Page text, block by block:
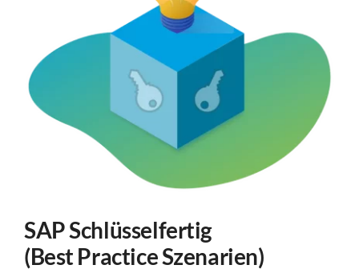
SAP Schlüsselfertig
(Best Practice Szenarien)